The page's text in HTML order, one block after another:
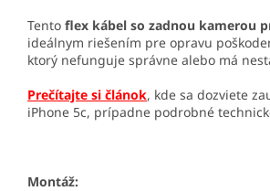
Tento flex kábel so zadnou kamerou
ideálnym riešením pre opravu
ktorý nefunguje správne alebo má
Prečítajte si článok, kde sa dozviete
iPhone 5c, prípadne podrobné
Montáž: